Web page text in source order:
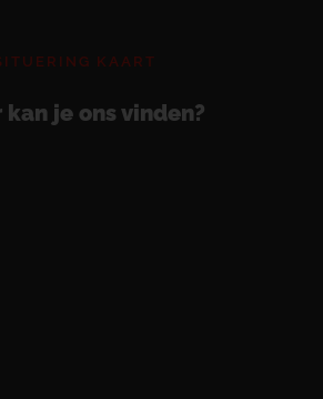
KAART
kan je ons vinden?